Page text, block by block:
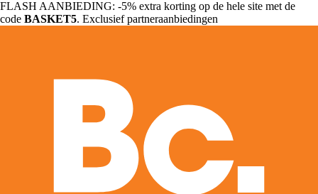
FLASH AANBIEDING: -5% extra korting op de hele site met de
code BASKET5. Exclusief partneraanbiedingen